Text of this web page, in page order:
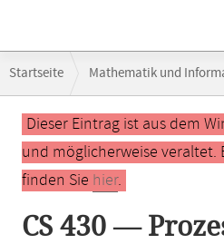
Navigation
Startseite Mathematik und
CS 430 — Prozess- und
Hauptinhalt
Dieser Eintrag ist aus dem
und möglicherweise veraltet.
finden Sie hier.
CS 430 —